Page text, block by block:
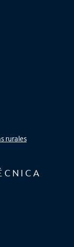
rurales